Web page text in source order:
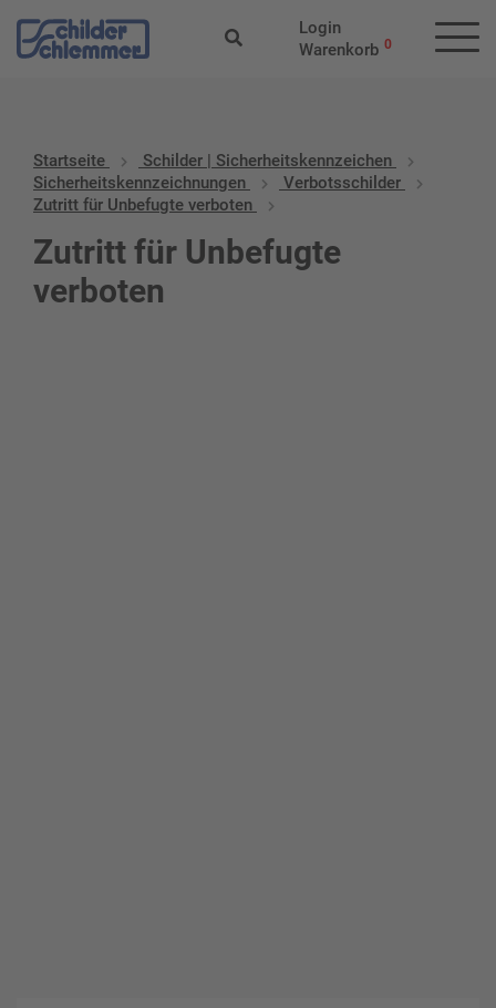
Login
Warenkorb 0
Startseite
Schilder | Sicherheitskennzeichen
Sicherheitskennzeichnungen
Verbotsschilder
Zutritt für Unbefugte verboten
Zutritt für Unbefugte
verboten